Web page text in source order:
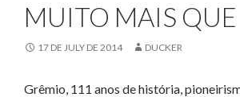
MUITO MAIS
17 DE JULY DE 2014 DUCKER
Grêmio, 111 anos de história,